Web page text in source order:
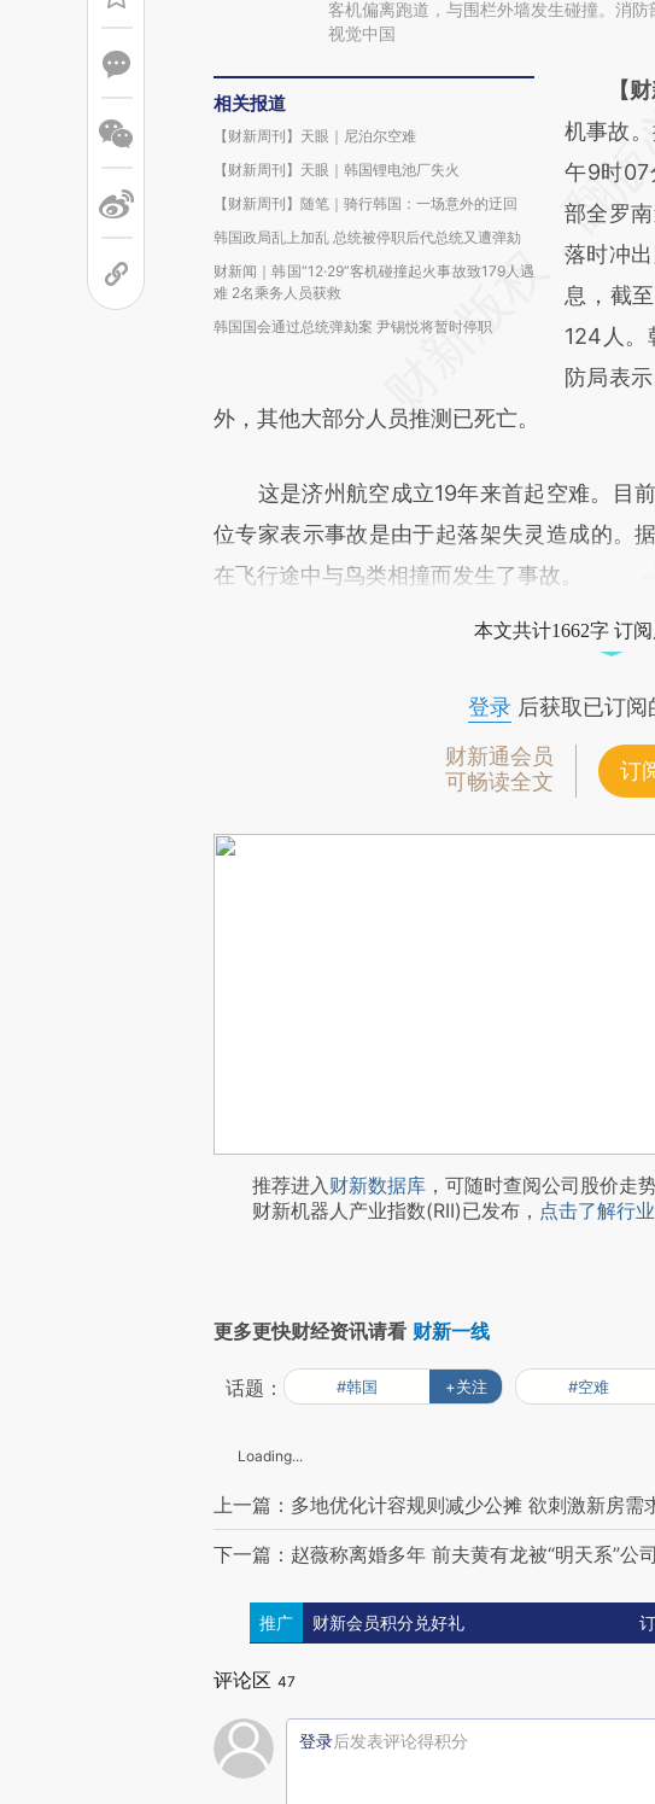
客机偏离跑道，与围栏外墙发生碰撞。消防
视觉中国
相关报道
【财新周刊】天眼｜尼泊尔空难
【财新周刊】天眼｜韩国锂电池厂失火
【财新周刊】随笔｜骑行韩国：一场意外的迂回
韩国政局乱上加乱 总统被停职后代总统又遭弹劾
财新闻｜韩国“12·29”客机碰撞起火事故致179人遇
难 2名乘务人员获救
韩国国会通过总统弹劾案 尹锡悦将暂时停职
请务必
AI
[https://
(https://
成，可
新观点
对和校
【
机事故
午9时07
部全罗
落时冲
息，截
124人。
防局表
外，其他大部分人员推测已死亡。
这是济州航空成立19年来首起空难。目前
位专家表示事故是由于起落架失灵造成的。
在飞行途中与鸟类相撞而发生了事故。
本文共计1662字 订
登录后获取已订阅
财新通会员
可畅读全文
订
推荐进入财新数据库 ，可随时查阅公司股价走
财新机器人产业指数(RII)已发布， 点击了解行
更多更快财经资讯请看 财新一线
话题： #韩国 +关注 #空难
Loading...
上一篇：多地优化计容规则减少公摊 欲刺激新房需
下一篇：赵薇称离婚多年 前夫黄有龙被“明天系”公
推广 财新会员积分兑好礼
评论区 47
登录后发表评论得积分